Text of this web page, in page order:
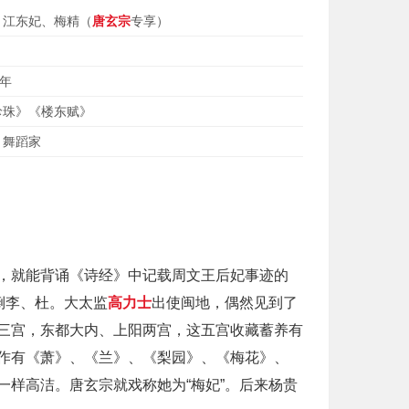
东妃、梅精（唐玄宗专享）
》《楼东赋》
蹈家
就能背诵《诗经》中记载周文王后妃事迹的
李、杜。大太监高力士出使闽地，偶然见到了
宫，东都大内、上阳两宫，这五宫收藏蓄养有
有《萧》、《兰》、《梨园》、《梅花》、
高洁。唐玄宗就戏称她为“梅妃”。后来杨贵